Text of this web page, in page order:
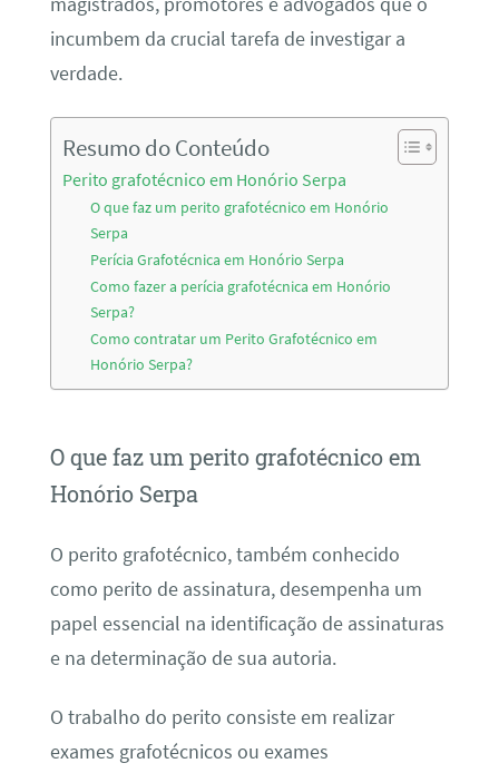
incumbem da crucial tarefa de investigar a
verdade.
Resumo do Conteúdo
Perito grafotécnico em Honório Serpa
O que faz um perito grafotécnico em Honório
Serpa
Perícia Grafotécnica em Honório Serpa
Como fazer a perícia grafotécnica em Honório
Serpa?
Como contratar um Perito Grafotécnico em
Honório Serpa?
O que faz um perito grafotécnico em
Honório Serpa
O perito grafotécnico, também conhecido
como perito de assinatura, desempenha um
papel essencial na identificação de assinaturas
e na determinação de sua autoria.
O trabalho do perito consiste em realizar
exames grafotécnicos ou exames